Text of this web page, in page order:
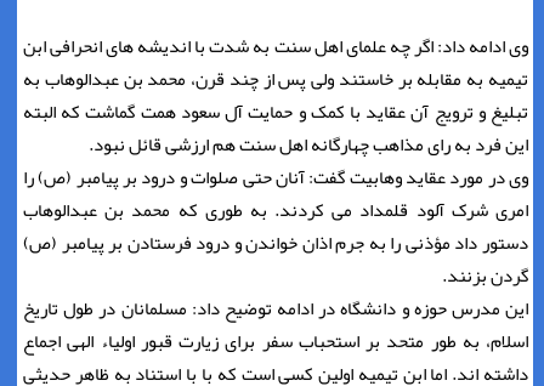
وی ادامه داد: اگر چه علمای اهل سنت به شدت با اندیشه های انحرافی ابن
تیمیه به مقابله بر خاستند ولی پس از چند قرن، محمد بن عبدالوهاب به
تبلیغ و ترویج آن عقاید با کمک و حمایت آل سعود همت گماشت که البته
این فرد به رای مذاهب چهارگانه اهل سنت هم ارزشی قائل نبود.
وی در مورد عقاید وهابیت گفت: آنان حتی صلوات و درود بر پیامبر (ص) را
امری شرک آلود قلمداد می کردند. به طوری که محمد بن عبدالوهاب
دستور داد مؤذنی را به جرم اذان خواندن و درود فرستادن بر پیامبر (ص)
گردن بزنند.
این مدرس حوزه و دانشگاه در ادامه توضیح داد: مسلمانان در طول تاریخ
اسلام، به طور متحد بر استحباب سفر برای زیارت قبور اولیاء الهی اجماع
داشته اند. اما ابن تیمیه اولین کسی است که با با استناد به ظاهر حدیثی